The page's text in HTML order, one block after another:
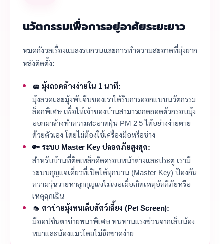
นวัตกรรมเพื่อการอยู่อาศัยระยะยาว
หมดกังวลเรื่องแมลงรบกวนและการทำความสะอาดที่ยุ่งยาก
หลังติดตั้ง:
🧽 มุ้งถอดล้างง่ายใน 1 นาที:
มุ้งลวดและมุ้งพับจีบของเราได้รับการออกแบบนวัตกรรม
ล็อกพิเศษ เพื่อให้เจ้าของบ้านสามารถกดถอดตัวกรอบมุ้ง
ออกมาล้างทำความสะอาดฝุ่น PM 2.5 ได้อย่างง่ายดาย
ด้วยตัวเอง โดยไม่ต้องใช้เครื่องมือหรือช่าง
🔑 ระบบ Master Key ปลอดภัยสูงสุด:
สำหรับบ้านที่ติดเหล็กดัดครอบหน้าต่างและประตู เรามี
ระบบกุญแจเดี่ยวที่เปิดได้ทุกบาน (Master Key) ป้องกัน
ความวุ่นวายหาลูกกุญแจไม่เจอเมื่อเกิดเหตุอัคคีภัยหรือ
เหตุฉุกเฉิน
🦟 ตาข่ายมุ้งทนเล็บสัตว์เลี้ยง (Pet Screen):
มีออปชันตาข่ายหนาพิเศษ ทนทานแรงข่วนจากเล็บน้อง
หมาและน้องแมวโดยไม่ฉีกขาดง่าย